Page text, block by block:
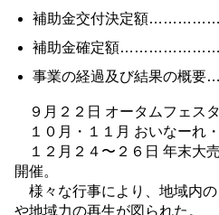
補助金交付決定額……………
補助金確定額…………………
事業の経過及び結果の概要…
９月２２日 オータムフェスタ
１０月・１１月 おいなーれ
１２月２４〜２６日 年末大
開催。
様々な行事により、地域内
や地域力の再生が図られた。